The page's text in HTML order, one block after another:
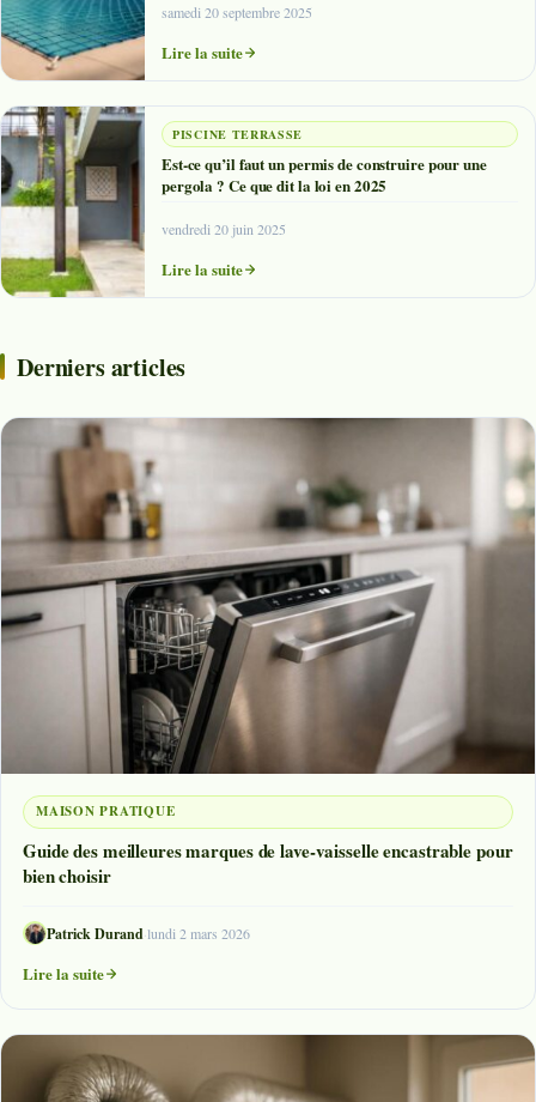
samedi 20 septembre 2025
Lire la suite
PISCINE TERRASSE
Est-ce qu’il faut un permis de construire pour une
pergola ? Ce que dit la loi en 2025
vendredi 20 juin 2025
Lire la suite
Derniers articles
MAISON PRATIQUE
Guide des meilleures marques de lave-vaisselle encastrable pour
bien choisir
Patrick Durand·lundi 2 mars 2026
Lire la suite